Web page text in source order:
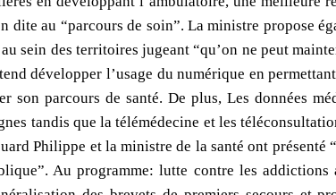
dite au “parcours de soin”. La ministre propose
sein des territoires jugeant “qu’on ne peut
développer l’usage du numérique en
son parcours de santé. De plus, Les données
tandis que la télémédecine et les
Philippe et la ministre de la santé ont présenté
Au programme: lutte contre les addictions